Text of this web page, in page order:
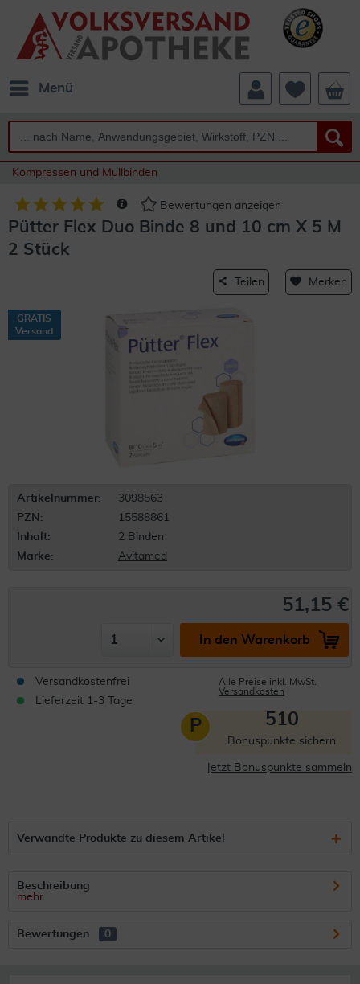
Menü
Kompressen und Mullbinden
Bewertungen anzeigen
Pütter Flex Duo Binde 8 und 10 cm X 5 M
2 Stück
Teilen Merken
GRATIS
Versand
Artikelnummer:
3098563
PZN:
15588861
Inhalt:
2 Binden
Marke:
Avitamed
51,15 €
In den Warenkorb
Versandkostenfrei
Lieferzeit 1-3 Tage
Alle Preise inkl. MwSt.
Versandkosten
P 510
Bonuspunkte sichern
Jetzt Bonuspunkte sammeln
Verwandte Produkte zu diesem Artikel
Beschreibung
mehr
Bewertungen 0